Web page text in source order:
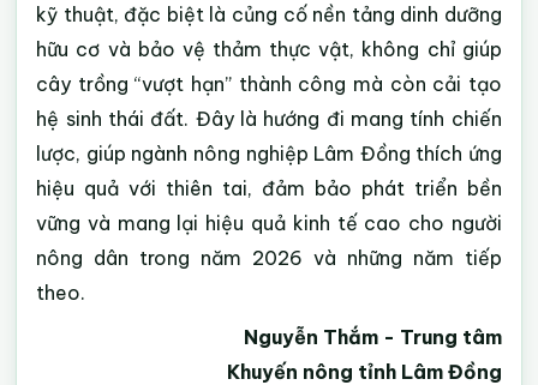
kỹ thuật, đặc biệt là củng cố nền tảng dinh dưỡng
hữu cơ và bảo vệ thảm thực vật, không chỉ giúp
cây trồng “vượt hạn” thành công mà còn cải tạo
hệ sinh thái đất. Đây là hướng đi mang tính chiến
lược, giúp ngành nông nghiệp Lâm Đồng thích ứng
hiệu quả với thiên tai, đảm bảo phát triển bền
vững và mang lại hiệu quả kinh tế cao cho người
nông dân trong năm 2026 và những năm tiếp
theo.
Nguyễn Thắm - Trung tâm
Khuyến nông tỉnh Lâm Đồng